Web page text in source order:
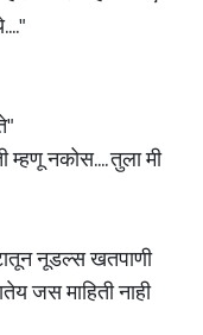
म्हणू नकोस.... तुला मी
नूडल्स खतपाणी
जस माहिती नाही